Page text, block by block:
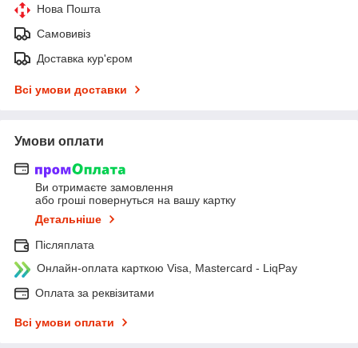
Нова Пошта
Самовивіз
Доставка кур'єром
Всі умови доставки
Умови оплати
Ви отримаєте замовлення
або гроші повернуться на вашу картку
Детальніше
Післяплата
Онлайн-оплата карткою Visa, Mastercard - LiqPay
Оплата за реквізитами
Всі умови оплати